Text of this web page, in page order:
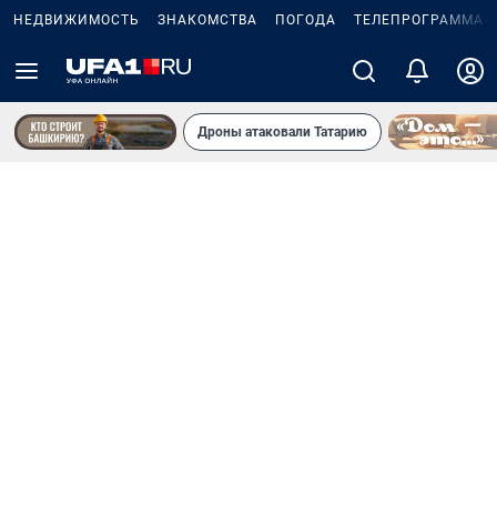
НЕДВИЖИМОСТЬ ЗНАКОМСТВА ПОГОДА ТЕЛЕПРОГРАММА
Дроны атаковали Татарию